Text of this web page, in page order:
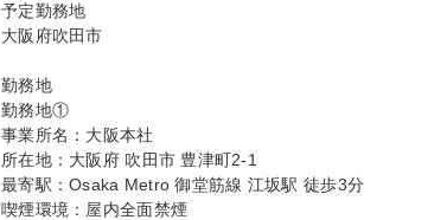
予定勤務地
大阪府吹田市
勤務地
勤務地①
事業所名：大阪本社
所在地：大阪府 吹田市 豊津町2-1
最寄駅：Osaka Metro 御堂筋線 江坂駅 徒歩3分
喫煙環境：屋内全面禁煙